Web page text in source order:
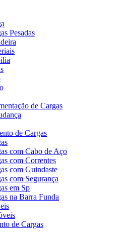
Pesadas
de Cargas
de Cargas
com Cabo de Aço
com Correntes
com Guindaste
com Segurança
em Sp
na Barra Funda
de Cargas